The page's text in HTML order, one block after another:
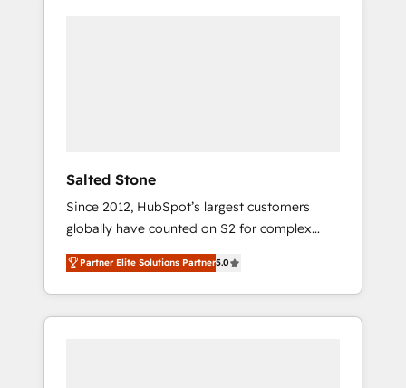
Salted Stone
Since 2012, HubSpot’s largest customers
globally have counted on S2 for complex
migrations, change management, systems
integration, and creative solutions that
deliver measurable impact and transform
brand experiences As one of the few full-
Partner Elite Solutions Partner5.0